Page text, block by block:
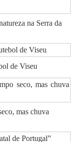
na Serra da
de Viseu
mas chuva